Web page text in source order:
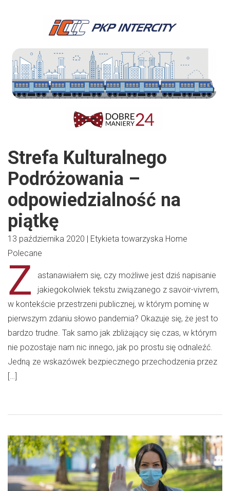
Strefa Kulturalnego
Podróżowania –
odpowiedzialność na
piątkę
13 października 2020 | Etykieta towarzyska Home
Polecane
Z
astanawiałem się, czy możliwe jest dziś napisanie
jakiegokolwiek tekstu związanego z savoir-vivrem,
w kontekście przestrzeni publicznej, w którym pominę w
pierwszym zdaniu słowo pandemia? Okazuje się, że jest to
bardzo trudne. Tak samo jak zbliżający się czas, w którym
nie pozostaje nam nic innego, jak po prostu się odnaleźć.
Jedną ze wskazówek bezpiecznego przechodzenia przez
[…]